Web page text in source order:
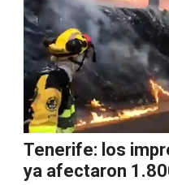
Tenerife: los
ya afectaron